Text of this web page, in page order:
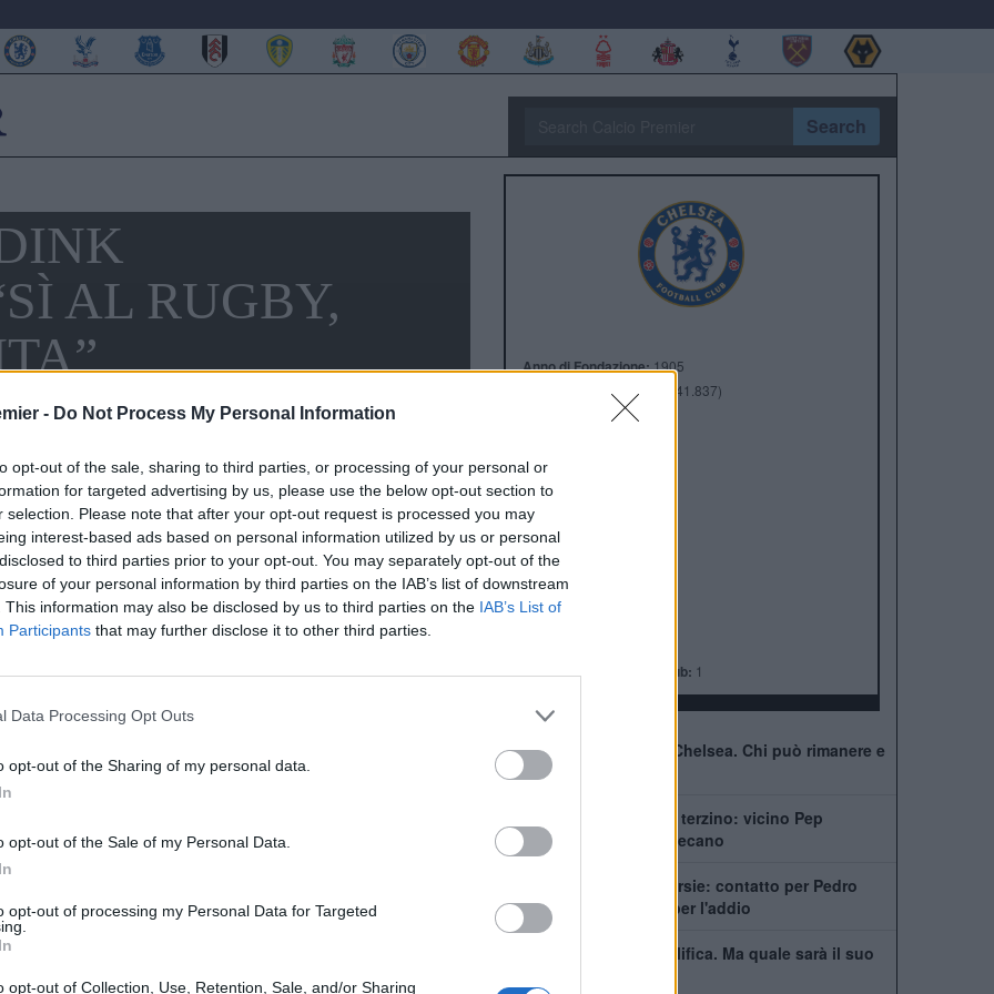
- Do Not Process My Personal Information
opt-out of the sale, sharing to third parties, or processing of your personal or
for targeted advertising by us, please use the below opt-out section to
selection. Please note that after your opt-out request is processed you may
interest-based ads based on personal information utilized by us or personal
to third parties prior to your opt-out. You may separately opt-out of the
of your personal information by third parties on the IAB’s list of downstream
This information may also be disclosed by us to third parties on the IAB’s List of
Participants that may further disclose it to other third parties.
Data Processing Opt Outs
opt-out of the Sharing of my personal data.
opt-out of the Sale of my Personal Data.
opt-out of processing my Personal Data for Targeted
opt-out of Collection, Use, Retention, Sale, and/or Sharing
Search
AL RUGBY,
Anno di Fondazione:1905
Stamford Bridge (41.837)
Manager:
ALBO D'ORO
Premier League:
FA Cup:
FA Community Shield:
Coppa del Mondo per Club: 1
41 giocatori in rosa al Chelsea. Chi può rimanere e
chi partirà
Chelsea, ecco il nuovo terzino: vicino Pep
Chavarría dal Rayo Vallecano
City scatenato sulle corsie: contatto per Pedro
Neto, Savinho spinge per l'addio
Mudryk, stop alla squalifica. Ma quale sarà il suo